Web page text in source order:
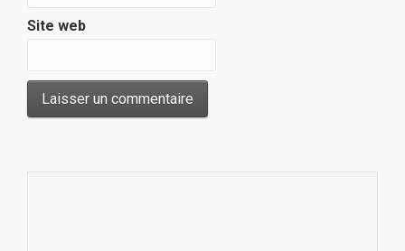
Site web